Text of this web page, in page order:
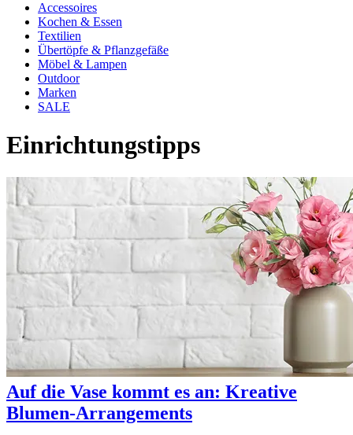
Accessoires
Kochen & Essen
Textilien
Übertöpfe & Pflanzgefäße
Möbel & Lampen
Outdoor
Marken
SALE
Einrichtungstipps
Auf die Vase kommt es an: Kreative
Blumen-Arrangements